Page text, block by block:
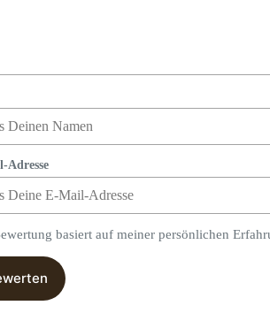
Adresse
basiert auf meiner persönlichen